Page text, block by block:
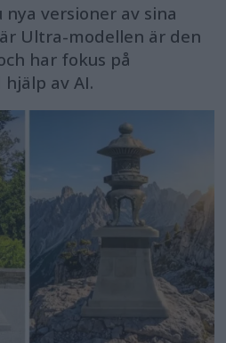
versioner av sina
Ultra-modellen är den
har fokus på
av AI.